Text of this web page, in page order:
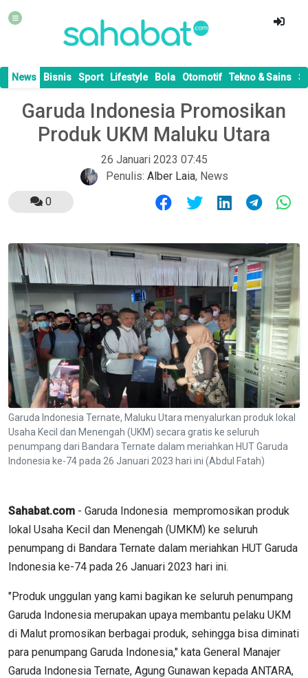
News Bisnis Sport Lifestyle Bola Otomotif Tekno & Sains
Garuda Indonesia Promosikan
Produk UKM Maluku Utara
26 Januari 2023 07:45
Penulis: Alber Laia, News
0
Garuda Indonesia Ternate, Maluku Utara menyalurkan produk lokal
Usaha Kecil dan Menengah (UKM) secara gratis ke seluruh
penumpang dari Bandara Ternate dalam meriahkan HUT Garuda
Indonesia ke-74 pada 26 Januari 2023 hari ini (Abdul Fatah)
Sahabat.com - Garuda Indonesia mempromosikan produk
lokal Usaha Kecil dan Menengah (UMKM) ke seluruh
penumpang di Bandara Ternate dalam meriahkan HUT Garuda
Indonesia ke-74 pada 26 Januari 2023 hari ini.
"Produk unggulan yang kami bagikan ke seluruh penumpang
Garuda Indonesia merupakan upaya membantu pelaku UKM
di Malut promosikan berbagai produk, sehingga bisa diminati
para penumpang Garuda Indonesia," kata General Manajer
Garuda Indonesia Ternate, Agung Gunawan kepada ANTARA,